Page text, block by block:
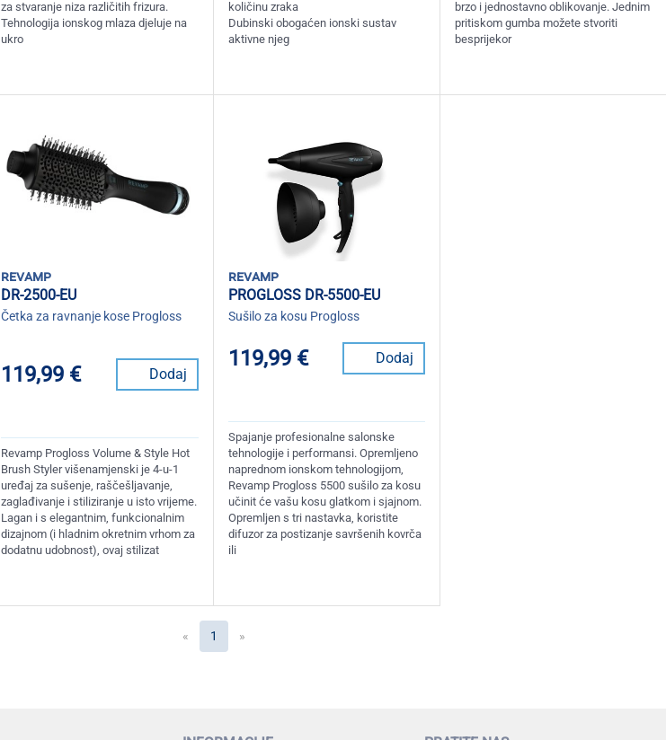
za stvaranje niza različitih frizura.
Tehnologija ionskog mlaza djeluje na
ukro
količinu zraka
Dubinski obogaćen ionski sustav
aktivne njeg
brzo i jednostavno oblikovanje. Jednim
pritiskom gumba možete stvoriti
besprijekor
revamp
DR-2500-EU
Četka za ravnanje kose Progloss
119,99 € Dodaj
Revamp Progloss Volume & Style Hot
Brush Styler višenamjenski je 4-u-1
uređaj za sušenje, raščešljavanje,
zaglađivanje i stiliziranje u isto vrijeme.
Lagan i s elegantnim, funkcionalnim
dizajnom (i hladnim okretnim vrhom za
dodatnu udobnost), ovaj stilizat
revamp
PROGLOSS DR-5500-EU
Sušilo za kosu Progloss
119,99 € Dodaj
Spajanje profesionalne salonske
tehnologije i performansi. Opremljeno
naprednom ionskom tehnologijom,
Revamp Progloss 5500 sušilo za kosu
učinit će vašu kosu glatkom i sjajnom.
Opremljen s tri nastavka, koristite
difuzor za postizanje savršenih kovrča
ili
« 1 (current)
»